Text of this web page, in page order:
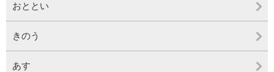
おととい
きのう
あす